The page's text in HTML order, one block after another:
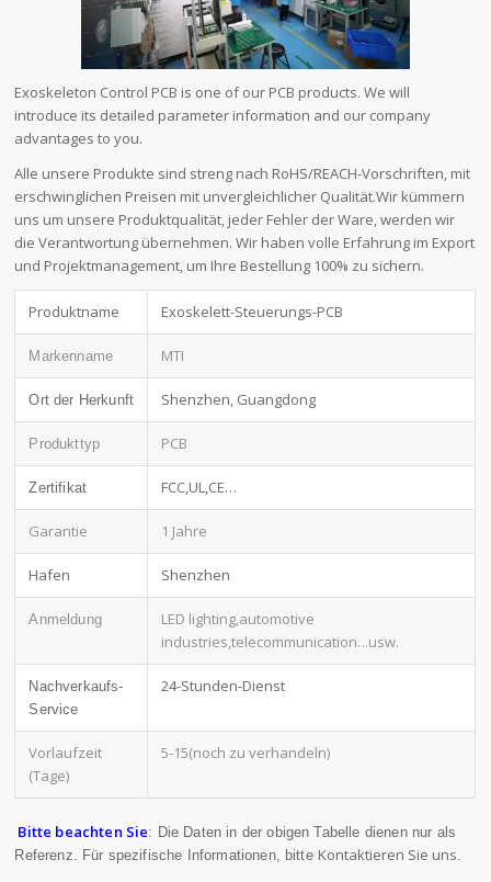
Exoskeleton Control PCB is one of our PCB products. We will
introduce its detailed parameter information and our company
advantages to you.
Alle unsere Produkte sind streng nach RoHS/REACH-Vorschriften, mit
erschwinglichen Preisen mit unvergleichlicher Qualität.Wir kümmern
uns um unsere Produktqualität, jeder Fehler der Ware, werden wir
die Verantwortung übernehmen. Wir haben volle Erfahrung im Export
und Projektmanagement, um Ihre Bestellung 100% zu sichern.
Produktname Exoskelett-Steuerungs-PCB
Markenname MTI
Ort der Herkunft Shenzhen, Guangdong
Produkttyp PCB
Zertifikat FCC,UL,CE…
Garantie 1 Jahre
Hafen Shenzhen
Anmeldung
LED lighting,automotive
industries,telecommunication...usw.
Nachverkaufs-
Service
24-Stunden-Dienst
Vorlaufzeit
(Tage)
5-15(noch zu verhandeln)
Bitte beachten Sie: Die Daten in der obigen Tabelle dienen nur als
Referenz. Für spezifische Informationen, bitte Kontaktieren Sie uns.